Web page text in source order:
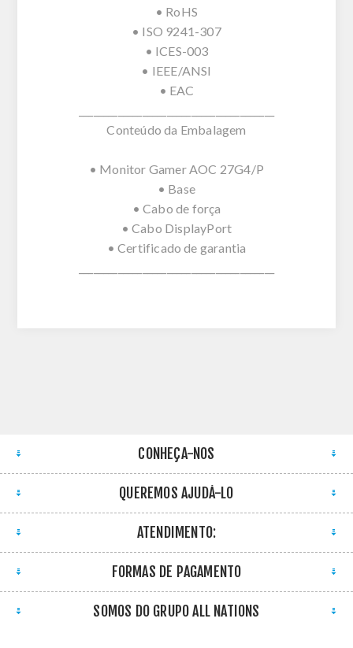
• RoHS
• ISO 9241-307
• ICES-003
• IEEE/ANSI
• EAC
Conteúdo da Embalagem
• Monitor Gamer AOC 27G4/P
• Base
• Cabo de força
• Cabo DisplayPort
• Certificado de garantia
CONHEÇA-NOS
QUEREMOS AJUDÁ-LO
ATENDIMENTO:
FORMAS DE PAGAMENTO
SOMOS DO GRUPO ALL NATIONS